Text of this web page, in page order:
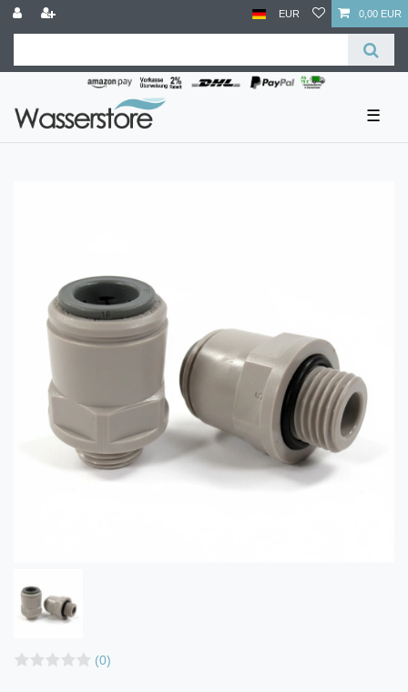
EUR 0,00 EUR
☰
(0)